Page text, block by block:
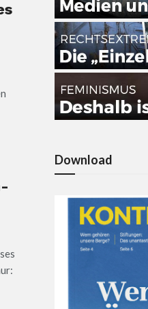
Download